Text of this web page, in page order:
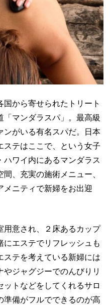
から寄せられたトリート
「マンダラスパ」。最高級
ンがいる有名スパだ。日本
ステはここで、という女子
ハワイ内にあるマンダラス
、充実の施術メニュー、
メニティで新婦をお出迎
用意され、２床あるカップ
にエステでリフレッシュも
ステを考えている新婦には
ジャグジーでのんびりリ
トなどをしてくれるサロ
準備がフルでできるのが高